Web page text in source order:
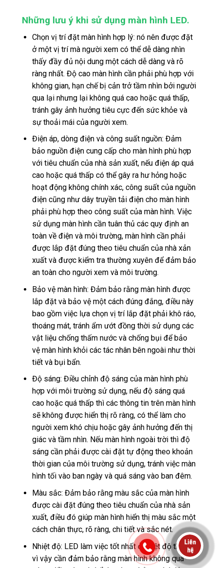
Những lưu ý khi sử dụng màn hình LED.
Chọn vị trí đặt màn hình hợp lý: nó nên được đặt
ở một vị trí mà người xem có thể dễ dàng nhìn
thấy đầy đủ nội dung một cách dễ dàng và rõ
ràng nhất. Độ cao màn hình cần phải phù hợp với
không gian, hạn chế bị cản trở tầm nhìn bởi người
qua lại nhưng lại không quá cao hoặc quá thấp,
tránh gây ảnh hưởng tiêu cực đến sức khỏe và
sự thoải mái của người xem.
Điện áp, dòng điện và công suất nguồn: Đảm
bảo nguồn điện cung cấp cho màn hình phù hợp
với tiêu chuẩn của nhà sản xuất, nếu điện áp quá
cao hoặc quá thấp có thể gây ra hư hỏng hoặc
hoạt động không chính xác, công suất của nguồn
điện cũng như dây truyền tải điện cho màn hình
phải phù hợp theo công suất của màn hình. Việc
sử dụng màn hình cần tuân thủ các quy định an
toàn về điện và môi trường, màn hình cần phải
được lắp đặt đúng theo tiêu chuẩn của nhà xản
xuất và được kiểm tra thường xuyên để đảm bảo
an toàn cho người xem và môi trường.
Bảo vệ màn hình: Đảm bảo rằng màn hình được
lắp đặt và bảo vệ một cách đúng đắng, điều này
bao gồm việc lựa chọn vị trí lắp đặt phải khô ráo,
thoáng mát, tránh ẩm ướt đồng thời sử dụng các
vật liệu chống thấm nước và chống bụi để bảo
vệ màn hình khỏi các tác nhân bên ngoài như thời
tiết và bụi bẩn.
Độ sáng: Điều chỉnh độ sáng của màn hình phù
hợp với môi trường sử dụng, nếu độ sáng quá
cao hoặc quá thấp thì các thông tin trên màn hình
sẽ không được hiển thị rõ ràng, có thể làm cho
người xem khó chịu hoặc gây ảnh hưởng đến thị
giác và tầm nhìn. Nếu màn hình ngoài trời thì độ
sáng cần phải được cài đặt tự động theo khoản
thời gian của môi trường sử dụng, tránh việc màn
hình tối vào ban ngày và quá sáng vào ban đêm.
Màu sắc: Đảm bảo rằng màu sắc của màn hình
được cài đặt đúng theo tiêu chuẩn của nhà sản
xuất, điều đó giúp màn hình hiển thị màu sắc một
cách chân thực, rõ ràng, chi tiết và sắc nét.
Nhiệt độ: LED làm việc tốt nhất ở nhiệt độ thấp,
vì vậy cần đảm bảo rằng màn hình không quá